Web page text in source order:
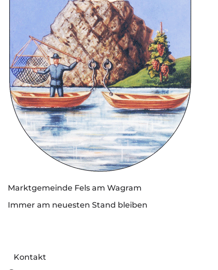
Marktgemeinde Fels am Wagram
Immer am neuesten Stand bleiben
Kontakt